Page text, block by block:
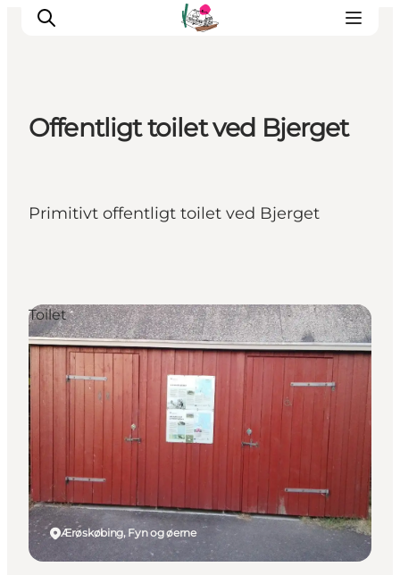
Geopark Besøgscenter
Om Søbygaard
Offentligt toilet ved Bjerget
Primitivt offentligt toilet ved Bjerget
Ærøskøbing, Fyn og øerne
Toilet